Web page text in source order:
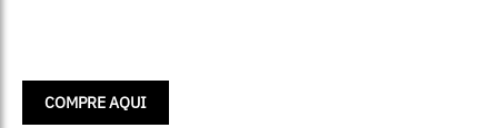
COMPRE AQUI